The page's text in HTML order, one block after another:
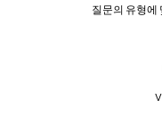
질문의 유형에